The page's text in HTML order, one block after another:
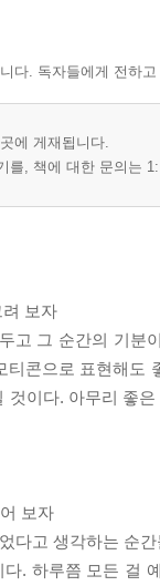
다. 독자들에게 전하
에 게재됩니다.
를, 책에 대한 문의는
보자
고 그 순간의 기분
티콘으로 표현해도
것이다. 아무리 좋
어 보자
다고 생각하는 순
. 하루쯤 모든 걸